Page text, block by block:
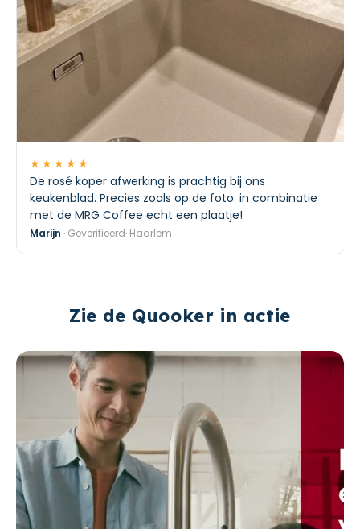
★★★★★
De rosé koper afwerking is prachtig bij ons
keukenblad. Precies zoals op de foto. in combinatie
met de MRG Coffee echt een plaatje!
Marijn · Geverifieerd· Haarlem
Zie de Quooker in actie